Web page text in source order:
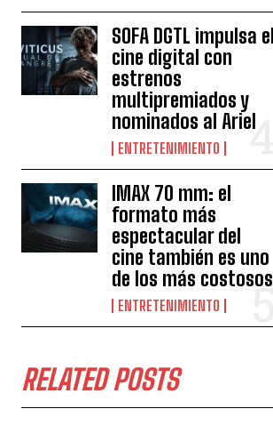
SOFA DGTL impulsa el
cine digital con
estrenos
multipremiados y
nominados al Ariel
ENTRETENIMIENTO
IMAX 70 mm: el
formato más
espectacular del
cine también es uno
de los más costosos
ENTRETENIMIENTO
RELATED POSTS